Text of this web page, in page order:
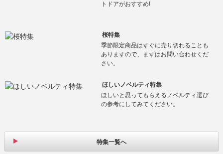
トドアがおすすめ!
桜特集
季節限定商品はすぐに売り切れることも
ありますので、まずはお問い合わせくだ
さい。
ほしいノベルティ特集
ほしいと思ってもらえるノベルティ選び
の参考にしてみてください。
特集一覧へ